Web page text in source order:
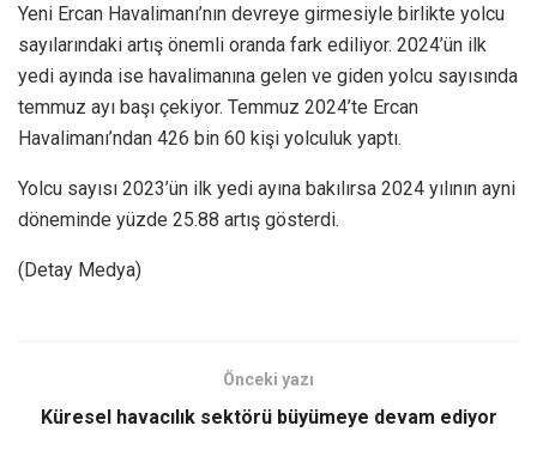
Yeni Ercan Havalimanı’nın devreye girmesiyle birlikte yolcu
sayılarındaki artış önemli oranda fark ediliyor. 2024’ün ilk
yedi ayında ise havalimanına gelen ve giden yolcu sayısında
temmuz ayı başı çekiyor. Temmuz 2024’te Ercan
Havalimanı’ndan 426 bin 60 kişi yolculuk yaptı.
Yolcu sayısı 2023’ün ilk yedi ayına bakılırsa 2024 yılının ayni
döneminde yüzde 25.88 artış gösterdi.
(Detay Medya)
Önceki yazı
Küresel havacılık sektörü büyümeye devam ediyor